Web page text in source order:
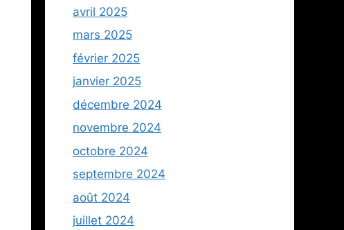
avril 2025
mars 2025
février 2025
janvier 2025
décembre 2024
novembre 2024
octobre 2024
septembre 2024
août 2024
juillet 2024